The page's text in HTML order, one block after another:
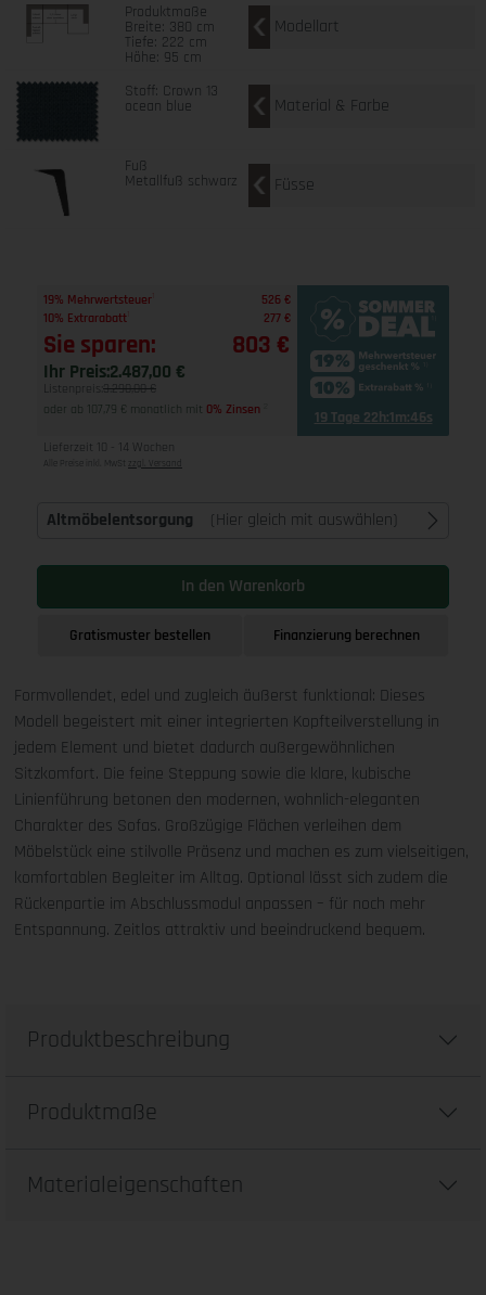
Produktmaße
Breite: 380 cm
Tiefe: 222 cm
Höhe: 95 cm
Modellart
Stoff: Crown 13
ocean blue Material & Farbe
Fuß
Metallfuß schwarz Füsse
19% Mehrwertsteuer
526 €
10% Extrarabatt
277 €
Sie sparen: 803 €
Ihr Preis:2.487,00 €
Listenpreis: 3.290,00 €
oder ab 107,79 € monatlich mit 0% Zinsen 19 Tage 22h:1m:45s
Lieferzeit 10 - 14 Wochen
Alle Preise inkl. MwSt zzgl. Versand
Altmöbelentsorgung (Hier gleich mit auswählen)
In den Warenkorb
Gratismuster bestellen Finanzierung berechnen
Formvollendet, edel und zugleich äußerst funktional: Dieses
Modell begeistert mit einer integrierten Kopfteilverstellung in
jedem Element und bietet dadurch außergewöhnlichen
Sitzkomfort. Die feine Steppung sowie die klare, kubische
Linienführung betonen den modernen, wohnlich-eleganten
Charakter des Sofas. Großzügige Flächen verleihen dem
Möbelstück eine stilvolle Präsenz und machen es zum vielseitigen,
komfortablen Begleiter im Alltag. Optional lässt sich zudem die
Rückenpartie im Abschlussmodul anpassen – für noch mehr
Entspannung. Zeitlos attraktiv und beeindruckend bequem.
Produktbeschreibung
Produktmaße
Materialeigenschaften